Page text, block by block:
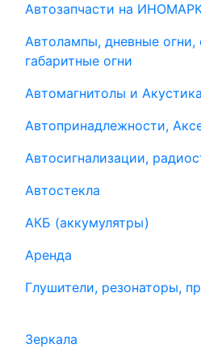
Автозапчасти на
Автолампы, дневные
габаритные огни
Автомагнитолы и Акустика
Автопринадлежности,
Автосигнализации,
Автостекла
АКБ (аккумулятры)
Аренда
Глушители, резонаторы,
Зеркала